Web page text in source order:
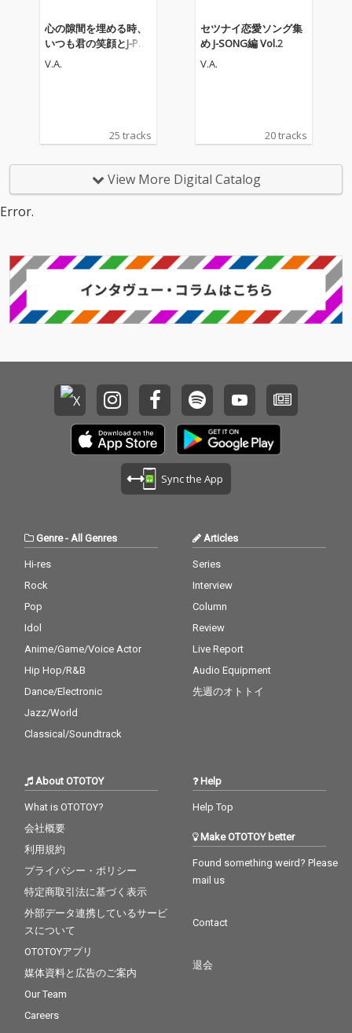
イカーなど次世代のク
リエイターたちが集
い、対話や共同制作を
通じて新たな表現を生
ラボレーション楽曲を
L.4』は、単なるコンピ
を共有しながら生み出
は異なるアプローチや
が交差することで生ま
進行形のダンスミュー
ジックシーンだけでな
く、新たな音楽表現の
可能性を映し出してい
の中盤を担う本作は、
参加アーティストたち
を感じることができる
作品となっている。
イカーなど次世代のク
リエイターたちが集
い、対話や共同制作を
通じて新たな表現を生
ラボレーション楽曲を
L.4』は、単なるコンピ
を共有しながら生み出
る。 「Side-C」では、
は異なるアプローチや
が交差することで生ま
進行形のダンスミュー
ジックシーンだけでな
く、新たな音楽表現の
可能性を映し出してい
る。 シリーズ全4作品
の中盤を担う本作は、
参加アーティストたち
を感じることができる
作品となっている。
心の隙間を埋める時、
いつも君の笑顔とJ-PO
Pが聴こていた 2nd Lov
V.A.
25 tracks
セツナイ恋愛ソング集
め J-SONG編 Vol.2
V.A.
20 tracks
View More Digital Catalog
Error.
Sync the App
Genre- All Genres
Hi-res
Rock
Pop
Idol
Anime/Game/Voice Actor
Hip Hop/R&B
Dance/Electronic
Jazz/World
Classical/Soundtrack
Articles
Series
Interview
Column
Review
Live Report
Audio Equipment
先週のオトトイ
About OTOTOY
What is OTOTOY?
会社概要
利用規約
プライバシー・ポリシー
特定商取引法に基づく表示
外部データ連携しているサービ
スについて
OTOTOYアプリ
媒体資料と広告のご案内
Our Team
Careers
Help
Help Top
Make OTOTOY better
Found something weird? Please
mail us
Contact
退会